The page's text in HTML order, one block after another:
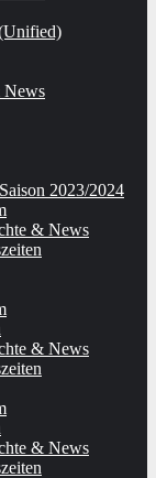
News
2023/2024
& News
& News
& News